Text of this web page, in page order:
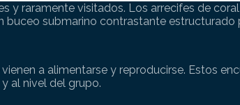
y raramente visitados. Los arrecifes de
submarino contrastante estructurado
a alimentarse y reproducirse. Estos
al nivel del grupo.